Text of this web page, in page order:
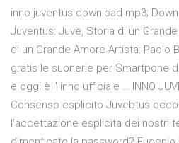
inno juventus download mp3;
Juventus: Juve, Storia di un
di un Grande Amore Artista: Paolo
gratis le suonerie per Smartpone
e oggi è l' inno ufficiale … INNO
Consenso esplicito Juvebtus
l’accettazione esplicita dei nostri